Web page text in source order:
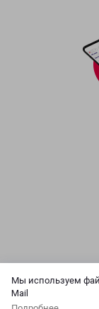
Мы используем
Mail